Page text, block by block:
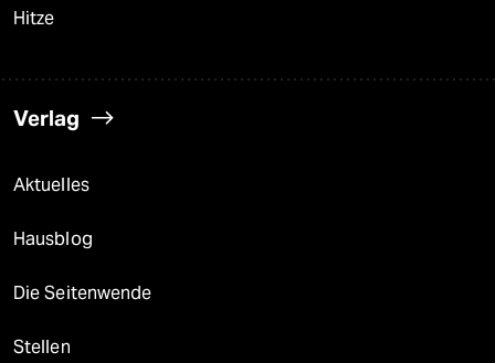
Hitze
Verlag
Aktuelles
Hausblog
Die Seitenwende
Stellen